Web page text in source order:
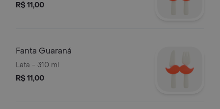
R$ 11,00
Fanta Guaraná
Lata - 310 ml
R$ 11,00